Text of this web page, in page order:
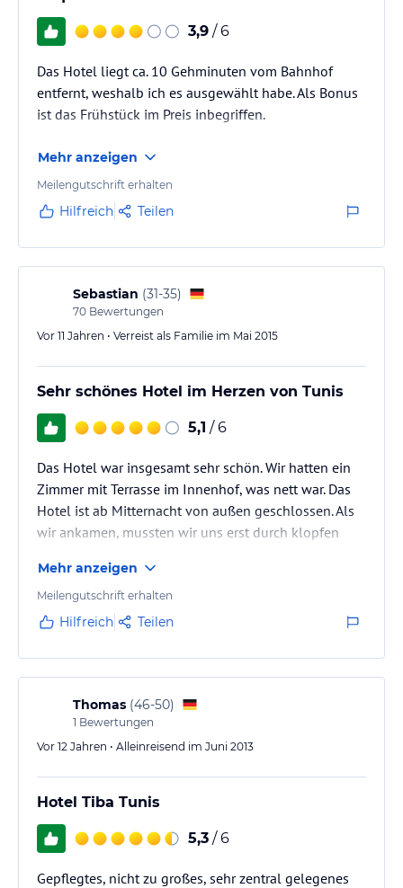
3,9 / 6
Das Hotel liegt ca. 10 Gehminuten vom Bahnhof
entfernt, weshalb ich es ausgewählt habe. Als Bonus
ist das Frühstück im Preis inbegriffen.
Mehr anzeigen
Meilengutschrift erhalten
Hilfreich Teilen
Sebastian (31-35)
70 Bewertungen
Vor 11 Jahren • Verreist als Familie im Mai 2015
Sehr schönes Hotel im Herzen von Tunis
5,1 / 6
Das Hotel war insgesamt sehr schön. Wir hatten ein
Zimmer mit Terrasse im Innenhof, was nett war. Das
Hotel ist ab Mitternacht von außen geschlossen. Als
wir ankamen, mussten wir uns erst durch klopfen
schlecht, wenn auf der Buchung steht, dass es eine
24-Stunden-Rezeption gibt. Der Portier war aber sehr
freundlich und sprach fließend englisch. Gleich an
der man ein großes lokales Bier - was sehr gut
schmeckt -…
Mehr anzeigen
Meilengutschrift erhalten
Hilfreich Teilen
Thomas (46-50)
1 Bewertungen
Vor 12 Jahren • Alleinreisend im Juni 2013
Hotel Tiba Tunis
5,3 / 6
Gepflegtes, nicht zu großes, sehr zentral gelegenes